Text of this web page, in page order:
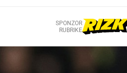
SPONZOR
RUBRIKE